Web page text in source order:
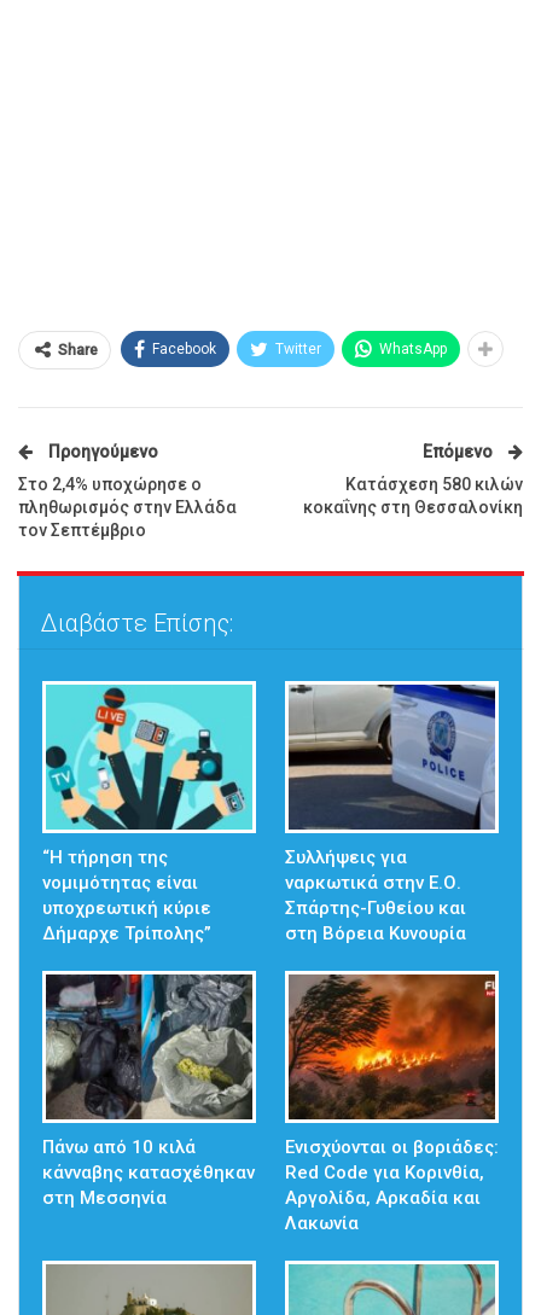
Share Facebook Twitter WhatsApp
Προηγούμενο
Στο 2,4% υποχώρησε ο
πληθωρισμός στην Ελλάδα
τον Σεπτέμβριο
Επόμενο
Κατάσχεση 580 κιλών
κοκαΐνης στη Θεσσαλονίκη
Διαβάστε Επίσης:
“Η τήρηση της
νομιμότητας είναι
υποχρεωτική κύριε
Δήμαρχε Τρίπολης”
Συλλήψεις για
ναρκωτικά στην Ε.Ο.
Σπάρτης-Γυθείου και
στη Βόρεια Κυνουρία
Πάνω από 10 κιλά
κάνναβης κατασχέθηκαν
στη Μεσσηνία
Ενισχύονται οι βοριάδες:
Red Code για Κορινθία,
Αργολίδα, Αρκαδία και
Λακωνία